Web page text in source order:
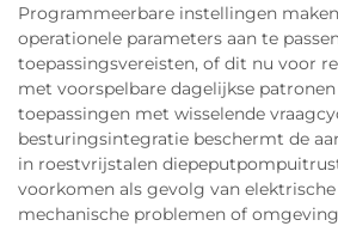
Programmeerbare instellingen
operationele parameters aan te
toepassingsvereisten, of dit nu voor
met voorspelbare dagelijkse
toepassingen met wisselende
besturingsintegratie beschermt de
in roestvrijstalen
voorkomen als gevolg van
mechanische problemen of